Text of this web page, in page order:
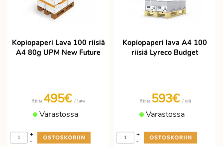
Kopiopaperi Lava 100 riisiä
A4 80g UPM New Future
Hinta 495€ / lava
Varastossa
-
+
Kopiopaperi lava A4 100
riisiä Lyreco Budget
Hinta 593€ / erä
Varastossa
-
+